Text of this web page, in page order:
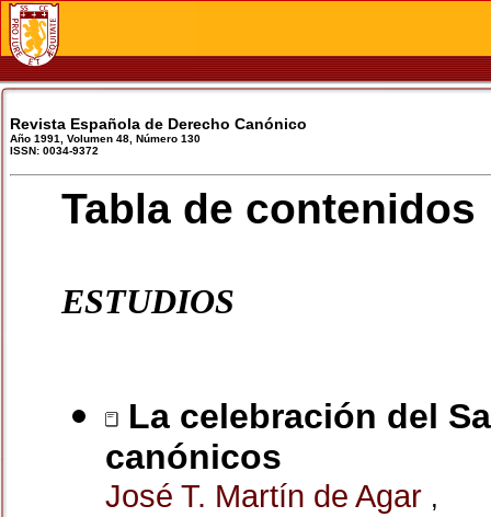
Revista Española de Derecho Canónico
Año 1991, Volumen 48, Número 130
ISSN: 0034-9372
Tabla de contenidos
ESTUDIOS
La celebración del
canónicos
José T. Martín de Agar ,